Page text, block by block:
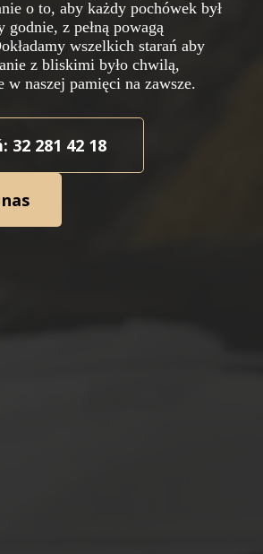
o to, aby każdy pochówek był
godnie, z pełną powagą
wszelkich starań aby
z bliskimi było chwilą,
w naszej pamięci na zawsze.
32 281 42 18